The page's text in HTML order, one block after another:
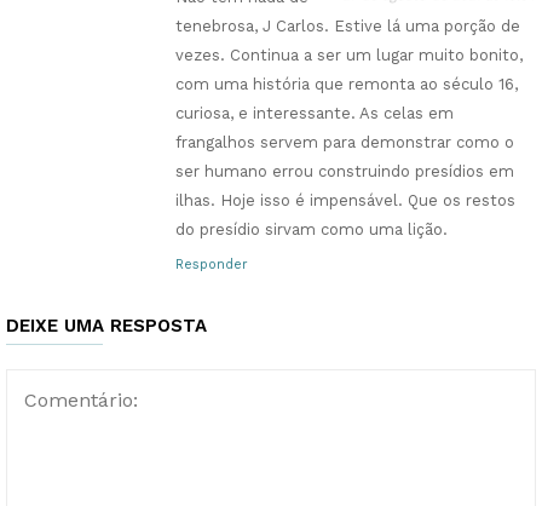
tenebrosa, J Carlos. Estive lá uma porção de
vezes. Continua a ser um lugar muito bonito,
com uma história que remonta ao século 16,
curiosa, e interessante. As celas em
frangalhos servem para demonstrar como o
ser humano errou construindo presídios em
ilhas. Hoje isso é impensável. Que os restos
do presídio sirvam como uma lição.
Responder
DEIXE UMA RESPOSTA